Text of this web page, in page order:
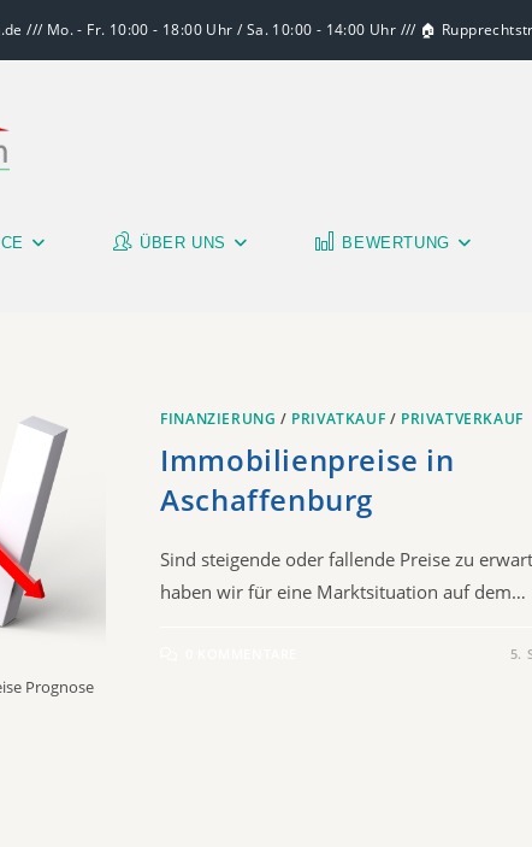
/// Mo. - Fr. 10:00 - 18:00 Uhr / Sa. 10:00 - 14:00 Uhr /// 🏠
ÜBER UNS BEWERTUNG
Prognose
FINANZIERUNG / PRIVATKAUF / PRIVATVERKAUF
Immobilienpreise in
Aschaffenburg
Sind steigende oder fallende Preise zu
haben wir für eine Marktsituation auf dem…
5.